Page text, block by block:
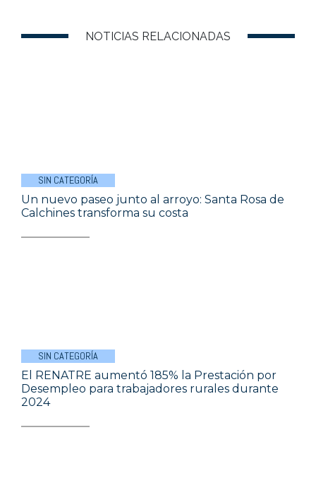
NOTICIAS RELACIONADAS
SIN CATEGORÍA
Un nuevo paseo junto al arroyo: Santa Rosa de
Calchines transforma su costa
SIN CATEGORÍA
El RENATRE aumentó 185% la Prestación por
Desempleo para trabajadores rurales durante
2024